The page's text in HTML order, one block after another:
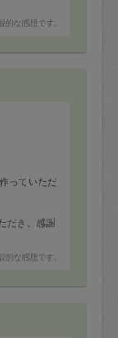
な感想です。
っていただ
だき、感謝
な感想です。